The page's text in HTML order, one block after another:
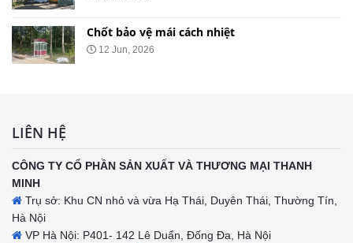
Chốt bảo vệ mái nhọn
20 May, 2026
LIÊN HỆ
CÔNG TY CỔ PHẦN SẢN XUẤT VÀ THƯƠNG MẠI THANH
MINH
Trụ sở: Khu CN nhỏ và vừa Hạ Thái, Duyên Thái, Thường Tín,
Hà Nội
VP Hà Nội: P401- 142 Lê Duẩn, Đống Đa, Hà Nội